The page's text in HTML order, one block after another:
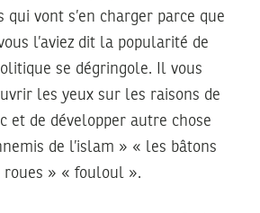
qui vont s’en charger parce que
l’aviez dit la popularité de
se dégringole. Il vous
les yeux sur les raisons de
et de développer autre chose
de l’islam » « les bâtons
roues » « fouloul ».